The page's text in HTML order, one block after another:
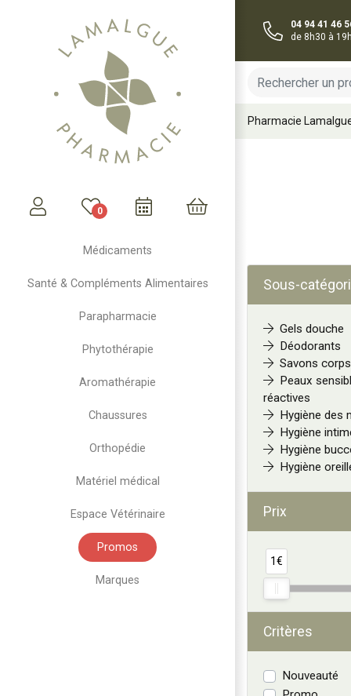
0
Médicaments
Santé & Compléments Alimentaires
Parapharmacie
Phytothérapie
Aromathérapie
Chaussures
Orthopédie
Matériel médical
Espace Vétérinaire
Promos
Marques
04 94 41 46
de 8h30 à
Pharmacie
Sous-
Gels douche
Déodorants
Savons corps
Peaux
réactives
Hygiène des
Hygiène
Hygiène
Hygiène
Prix
1€
Critères
Nouveauté